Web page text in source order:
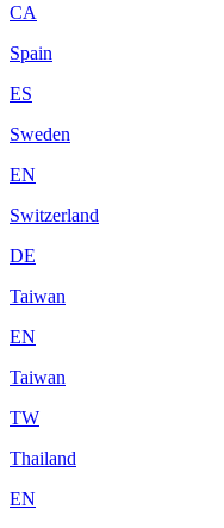
CA
Spain
ES
Sweden
EN
Switzerland
DE
Taiwan
EN
Taiwan
TW
Thailand
EN